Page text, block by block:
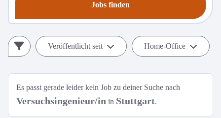
Jobs finden
Veröffentlicht seit Home-Office
Es passt gerade leider kein Job zu deiner Suche nach
Versuchsingenieur/in in Stuttgart.